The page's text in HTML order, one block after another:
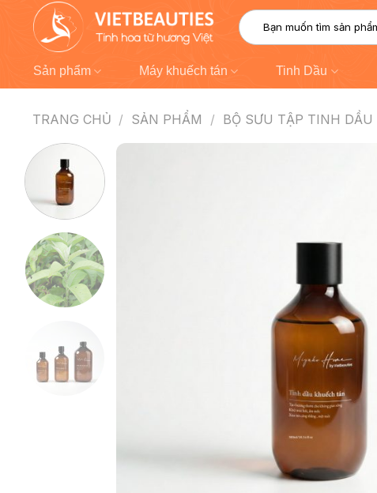
Chuyển
Tìm
kiếm:
Sản phẩm Máy khuếch tán Tinh Dầu
TRANG CHỦ / SẢN PHẨM / BỘ SƯU TẬP TINH DẦU